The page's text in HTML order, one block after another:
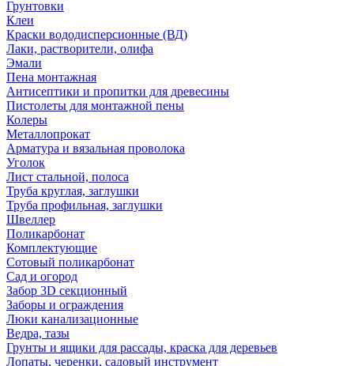
Грунтовки
Клеи
Краски вододисперсионные (ВД)
Лаки, растворители, олифа
Эмали
Пена монтажная
Антисептики и пропитки для древесины
Пистолеты для монтажной пены
Колеры
Металлопрокат
Арматура и вязальная проволока
Уголок
Лист стальной, полоса
Труба круглая, заглушки
Труба профильная, заглушки
Швеллер
Поликарбонат
Комплектующие
Сотовый поликарбонат
Сад и огород
Забор 3D секционный
Заборы и ограждения
Люки канализационные
Ведра, тазы
Грунты и ящики для рассады, краска для деревьев
Лопаты, черенки, садовый инструмент